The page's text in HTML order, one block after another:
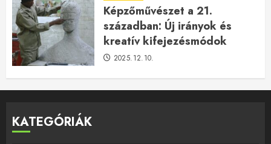
Képzőművészet a 21.
században: Új irányok és
kreatív kifejezésmódok
2025.12.10.
KATEGÓRIÁK